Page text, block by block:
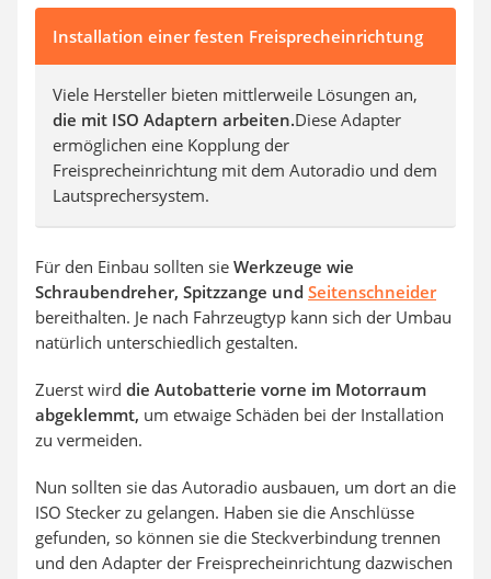
Installation einer festen Freisprecheinrichtung
Viele Hersteller bieten mittlerweile Lösungen an,
die mit ISO Adaptern arbeiten.Diese Adapter
ermöglichen eine Kopplung der
Freisprecheinrichtung mit dem Autoradio und dem
Lautsprechersystem.
Für den Einbau sollten sie Werkzeuge wie
Schraubendreher, Spitzzange und Seitenschneider
bereithalten. Je nach Fahrzeugtyp kann sich der Umbau
natürlich unterschiedlich gestalten.
Zuerst wird die Autobatterie vorne im Motorraum
abgeklemmt, um etwaige Schäden bei der Installation
zu vermeiden.
Nun sollten sie das Autoradio ausbauen, um dort an die
ISO Stecker zu gelangen. Haben sie die Anschlüsse
gefunden, so können sie die Steckverbindung trennen
und den Adapter der Freisprecheinrichtung dazwischen